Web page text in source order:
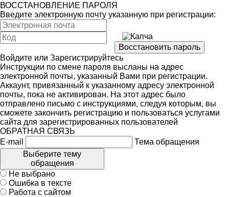
ВОССТАНОВЛЕНИЕ ПАРОЛЯ
Введите электронную почту указанную при регистрации:
Войдите или Зарегистрируйтесь
Инструкции по смене пароля высланы на адрес
электронной почты, указанный Вами при регистрации.
Аккаунт, привязанный к указанному адресу электронной
почты, пока не активирован. На этот адрес было
отправлено письмо с инструкциями, следуя которым, вы
сможете закончить регистрацию и пользоваться услугами
сайта для зарегистрированных пользователей
ОБРАТНАЯ СВЯЗЬ
E-mail
Тема обращения
Выберите тему
обращения
Не выбрано
Ошибка в тексте
Работа с сайтом